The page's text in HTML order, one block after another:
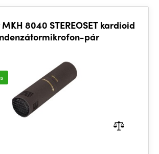
8040 STEREOSET kardioid
pár